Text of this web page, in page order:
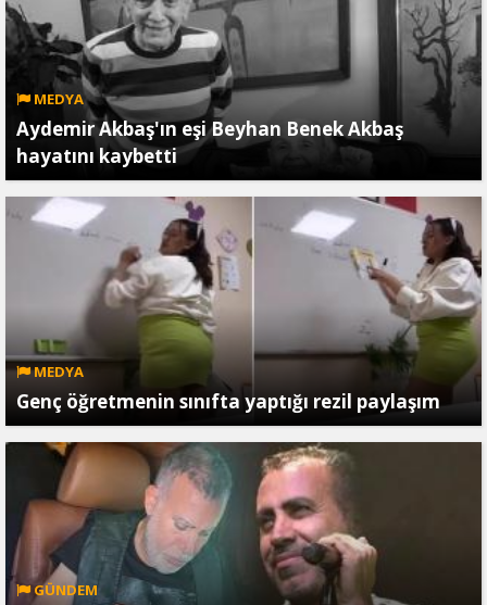
MEDYA
Aydemir Akbaş'ın eşi Beyhan Benek Akbaş
hayatını kaybetti
MEDYA
Genç öğretmenin sınıfta yaptığı rezil paylaşım
GÜNDEM